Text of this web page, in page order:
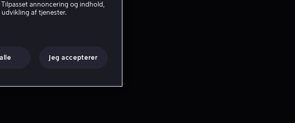
annoncering og indhold,
af tjenester.
Jeg accepterer